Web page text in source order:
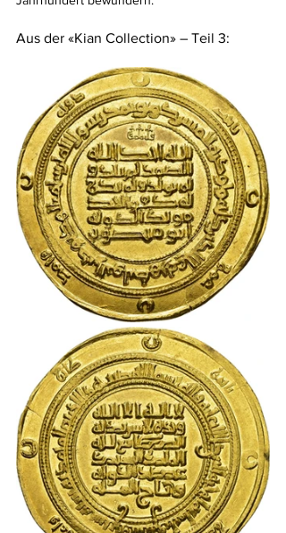
Aus der «Kian Collection» – Teil 3: